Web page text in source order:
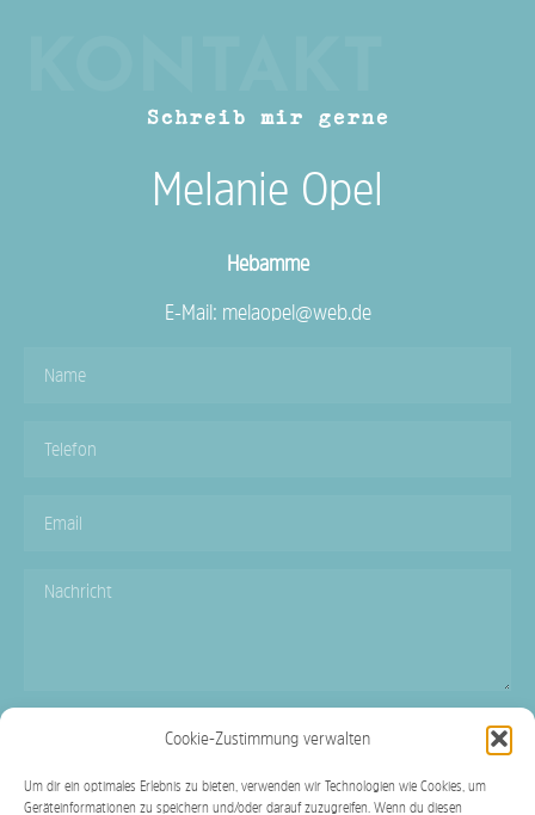
Cookie-Zustimmung verwalten
Um dir ein optimales Erlebnis zu bieten, verwenden wir Technologien wie Cookies, um
Geräteinformationen zu speichern und/oder darauf zuzugreifen. Wenn du diesen
Schreib mir gerne
Melanie Opel
Hebamme
E-Mail: melaopel@web.de
SENDEN